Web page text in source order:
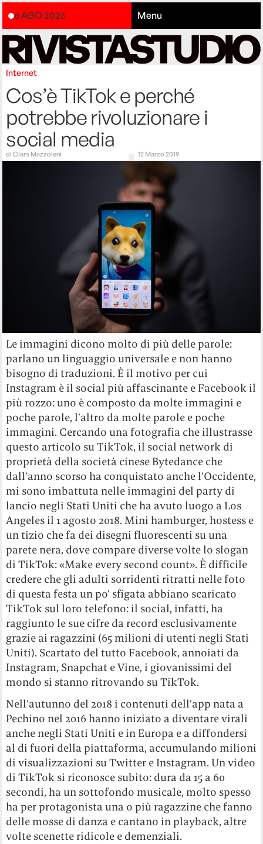
6 AGO 2026 Menu
Internet
Cos’è TikTok e perché
potrebbe rivoluzionare i
social media
diClara Mazzoleni 12 Marzo 2019
Le immagini dicono molto di più delle parole:
parlano un linguaggio universale e non hanno
bisogno di traduzioni. È il motivo per cui
Instagram è il social più affascinante e Facebook il
più rozzo: uno è composto da molte immagini e
poche parole, l’altro da molte parole e poche
immagini. Cercando una fotografia che illustrasse
questo articolo su TikTok, il social network di
proprietà della società cinese Bytedance che
dall’anno scorso ha conquistato anche l’Occidente,
mi sono imbattuta nelle immagini del party di
lancio negli Stati Uniti che ha avuto luogo a Los
Angeles il 1 agosto 2018. Mini hamburger, hostess e
un tizio che fa dei disegni fluorescenti su una
parete nera, dove compare diverse volte lo slogan
di TikTok: «Make every second count». È difficile
credere che gli adulti sorridenti ritratti nelle foto
di questa festa un po’ sfigata abbiano scaricato
TikTok sul loro telefono: il social, infatti, ha
raggiunto le sue cifre da record esclusivamente
grazie ai ragazzini (65 milioni di utenti negli Stati
Uniti). Scartato del tutto Facebook, annoiati da
Instagram, Snapchat e Vine, i giovanissimi del
mondo si stanno ritrovando su TikTok.
Nell’autunno del 2018 i contenuti dell’app nata a
Pechino nel 2016 hanno iniziato a diventare virali
anche negli Stati Uniti e in Europa e a diffondersi
al di fuori della piattaforma, accumulando milioni
di visualizzazioni su Twitter e Instagram. Un video
di TikTok si riconosce subito: dura da 15 a 60
secondi, ha un sottofondo musicale, molto spesso
ha per protagonista una o più ragazzine che fanno
delle mosse di danza e cantano in playback, altre
volte scenette ridicole e demenziali.